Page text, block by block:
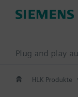
Plug and play
HLK Produkte